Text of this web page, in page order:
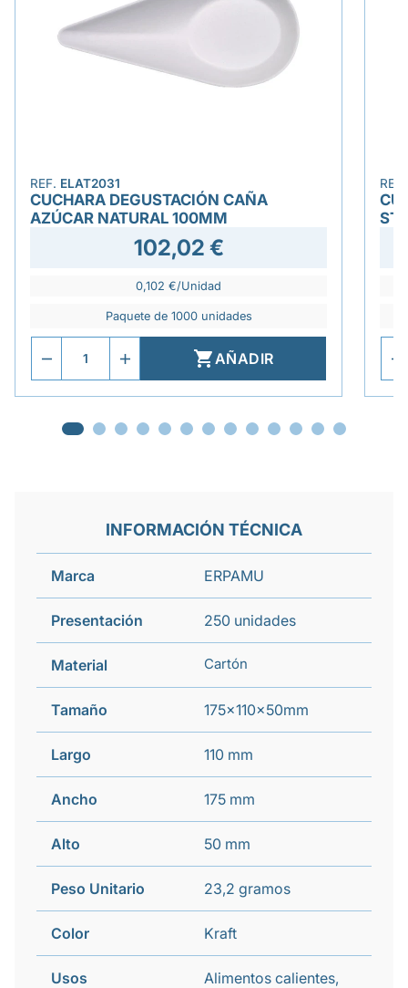
REF. ELAT2031
CUCHARA DEGUSTACIÓN CAÑA
AZÚCAR NATURAL 100MM
102,02 €
0,102 €/Unidad
Paquete de 1000 unidades
AÑADIR
INFORMACIÓN TÉCNICA
Marca ERPAMU
Presentación 250 unidades
Material Cartón
Tamaño 175x110x50mm
Largo 110 mm
Ancho 175 mm
Alto 50 mm
Peso Unitario 23,2 gramos
Color Kraft
Usos
Alimentos calientes,